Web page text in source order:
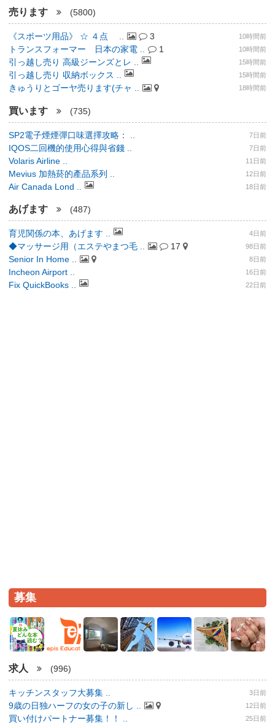
売ります (5800)
《スポーツ用品》 ☆ ４点 .. 3 10時間前
トランスフォーマー 日本の家電 .. 1 10時間前
引っ越し売り 高級ジーンズとレ .. 15時間前
引っ越し売り 収納ボックス .. 15時間前
きゅうりとゴーヤ売ります(チャ .. 18時間前
買います (735)
SP2電子煙煙彈口味選擇攻略： .. 7日前
IQOS二回機的使用心得與省錢 .. 7日前
Volaris Airline .. 11日前
Mevius 加熱菸的產品系列 .. 12日前
Air Canada Lond .. 18日前
あげます (487)
育児関係の本、あげます .. 4日前
◆マッサージ用（エステやまつ毛 .. 17 98日前
Senior In Home .. 8日前
Incheon Airport .. 16日前
Fix QuickBooks .. 22日前
募集
求人 (996)
キッチンスタッフ大募集 .. 3日前
9歳の日独ハーフの女の子の新し .. 12日前
買い付けパートナー募集！！ .. 25日前